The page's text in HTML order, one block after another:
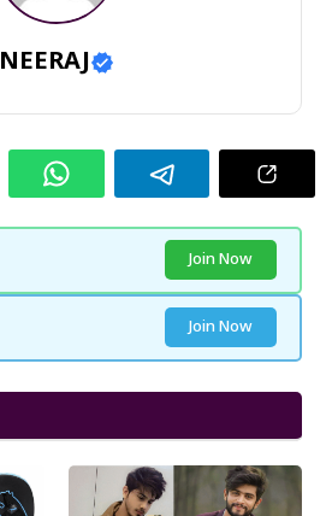
NEERAJ
Join Now
Join Now